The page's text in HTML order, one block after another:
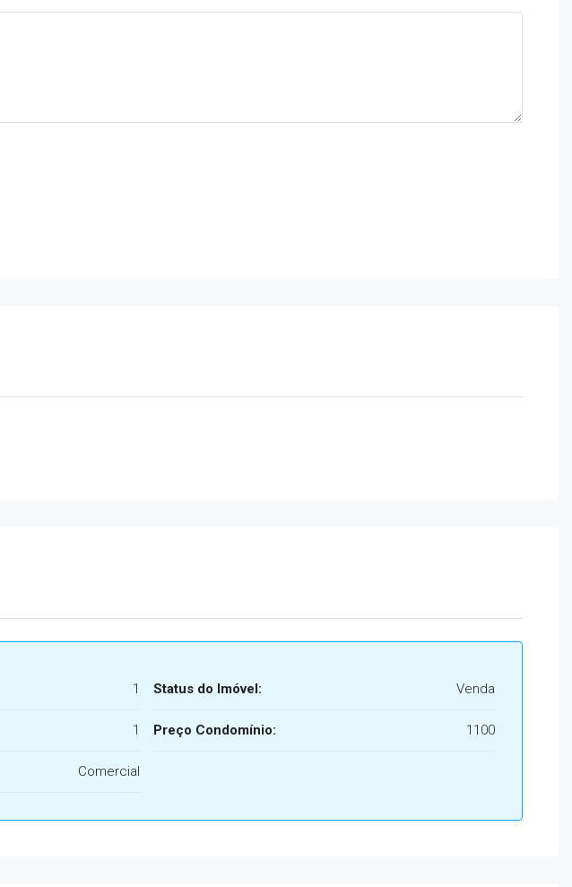
1
1
Comercial
Status do Imóvel: Venda
Preço Condomínio: 1100